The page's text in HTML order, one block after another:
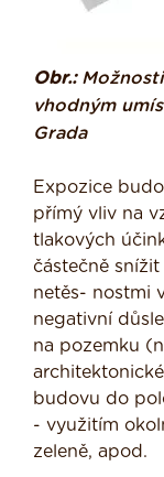
Obr.:Možnosti
vhodným
Grada
Expozice
přímý vliv na
tlakových
částečně
netěs- nostmi
negativní
na pozemku
budovu do
- využitím
zeleně, apod.